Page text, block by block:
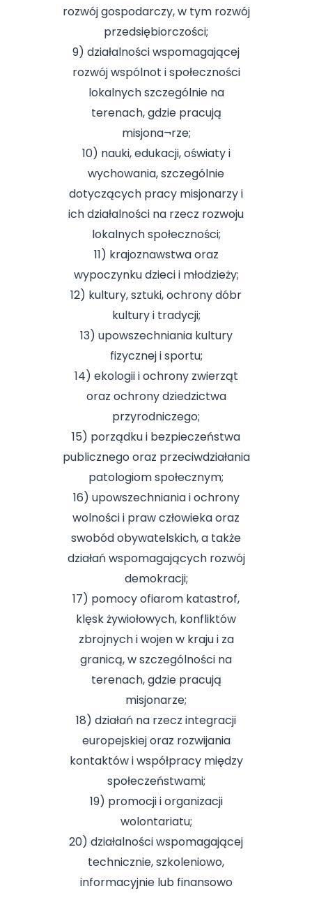
rozwój gospodarczy, w tym rozwój
przedsiębiorczości;
9) działalności wspomagającej
rozwój wspólnot i społeczności
lokalnych szczególnie na
terenach, gdzie pracują
misjona¬rze;
10) nauki, edukacji, oświaty i
wychowania, szczególnie
dotyczących pracy misjonarzy i
ich działalności na rzecz rozwoju
lokalnych społeczności;
11) krajoznawstwa oraz
wypoczynku dzieci i młodzieży;
12) kultury, sztuki, ochrony dóbr
kultury i tradycji;
13) upowszechniania kultury
fizycznej i sportu;
14) ekologii i ochrony zwierząt
oraz ochrony dziedzictwa
przyrodniczego;
15) porządku i bezpieczeństwa
publicznego oraz przeciwdziałania
patologiom społecznym;
16) upowszechniania i ochrony
wolności i praw człowieka oraz
swobód obywatelskich, a także
działań wspomagających rozwój
demokracji;
17) pomocy ofiarom katastrof,
klęsk żywiołowych, konfliktów
zbrojnych i wojen w kraju i za
granicą, w szczególności na
terenach, gdzie pracują
misjonarze;
18) działań na rzecz integracji
europejskiej oraz rozwijania
kontaktów i współpracy między
społeczeństwami;
19) promocji i organizacji
wolontariatu;
20) działalności wspomagającej
technicznie, szkoleniowo,
informacyjnie lub finansowo